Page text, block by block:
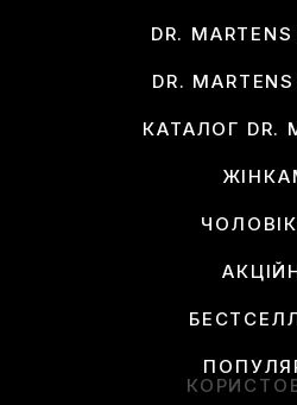
DR.
DR.
КАТАЛОГ DR.